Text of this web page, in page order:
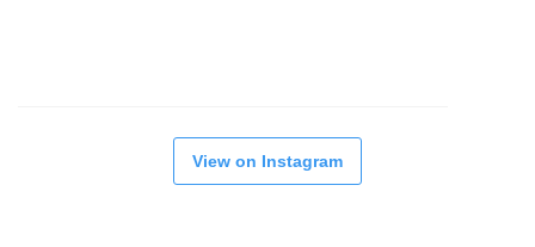
View on Instagram